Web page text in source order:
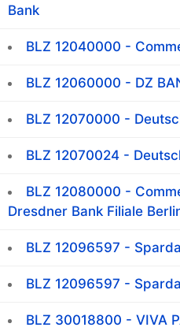
Bank
BLZ 12040000 -
BLZ 12060000 - DZ
BLZ 12070000 -
BLZ 12070024 -
BLZ 12080000 -
Dresdner Bank Filiale
BLZ 12096597 -
BLZ 12096597 -
BLZ 30018800 - VIVA